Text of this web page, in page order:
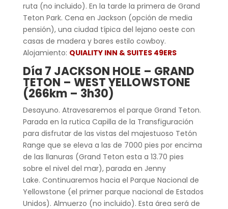
ruta (no incluido). En la tarde la primera de Grand
Teton Park. Cena en Jackson (opción de media
pensión), una ciudad típica del lejano oeste con
casas de madera y bares estilo cowboy.
Alojamiento: QUIALITY INN & SUITES 49ERS
Día 7 JACKSON HOLE – GRAND
TETON – WEST YELLOWSTONE
(266km – 3h30)
Desayuno. Atravesaremos el parque Grand Teton.
Parada en la rutica Capilla de la Transfiguración
para disfrutar de las vistas del majestuoso Tetón
Range que se eleva a las de 7000 pies por encima
de las llanuras (Grand Teton esta a 13.70 pies
sobre el nivel del mar), parada en Jenny
Lake. Continuaremos hacia el Parque Nacional de
Yellowstone (el primer parque nacional de Estados
Unidos). Almuerzo (no incluido). Esta área será de